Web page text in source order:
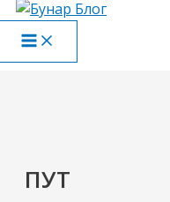
Пређи
на
садржај
Main
Menu
ПУТ